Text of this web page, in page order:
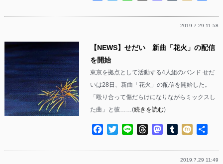
2019.7.29 11:58
【NEWS】せだい 新曲「花火」の配信
を開始
東京を拠点として活動する4人組のバンド せだ
いは28日、新曲「花火」の配信を開始した。
「殴り合って傷だらけになりながらミックスし
た曲」と彼……(続きを読む)
Facebook
TwitterLine ThreadsMastodon
Tumblr
Mixi
2019.7.29 11:49